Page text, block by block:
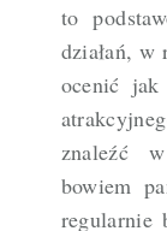
to
działań, w
ocenić
znaleźć
bowiem
regularnie